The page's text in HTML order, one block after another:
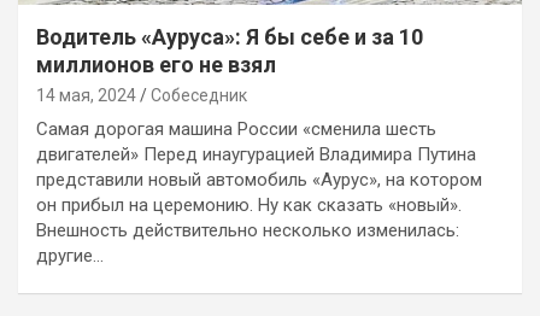
Водитель «Ауруса»: Я бы себе и за 10
миллионов его не взял
14 мая, 2024 Собеседник
Самая дорогая машина России «сменила шесть
двигателей» Перед инаугурацией Владимира Путина
представили новый автомобиль «Аурус», на котором
он прибыл на церемонию. Ну как сказать «новый».
Внешность действительно несколько изменилась:
другие…